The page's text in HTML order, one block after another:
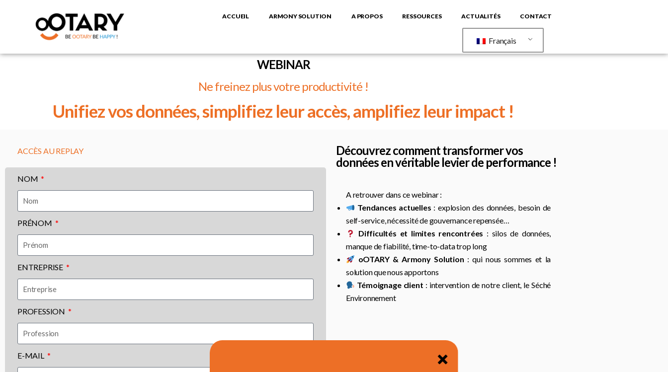
ACCUEIL ARMONY SOLUTION A PROPOS RESSOURCES ACTUALITÉS CONTACT
Français
WEBINAR
Ne freinez plus votre productivité !
Unifiez vos données, simplifiez leur accès, amplifiez leur impact !
ACCÈS AU REPLAY
NOM
PRÉNOM
ENTREPRISE
PROFESSION
E-MAIL
Découvrez comment transformer vos
données en véritable levier de performance !
A retrouver dans ce webinar :
Tendances actuelles : explosion des données, besoin de
self-service, nécessité de gouvernance repensée…
Difficultés et limites rencontrées : silos de données,
manque de fiabilité, time-to-data trop long
oOTARY & Armony Solution : qui nous sommes et la
solution que nous apportons
Témoignage client : intervention de notre client, le Séché
Environnement